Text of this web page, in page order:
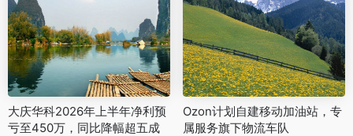
大庆华科2026年上半年净利预
亏至450万，同比降幅超五成
Ozon计划自建移动加油站，专
属服务旗下物流车队